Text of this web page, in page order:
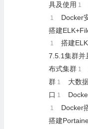
具及使用 1
1 Docker
搭建
1 搭建
7.5.1集群并
布式集群 1
群 1 大数
口 1
1 Docker
搭建